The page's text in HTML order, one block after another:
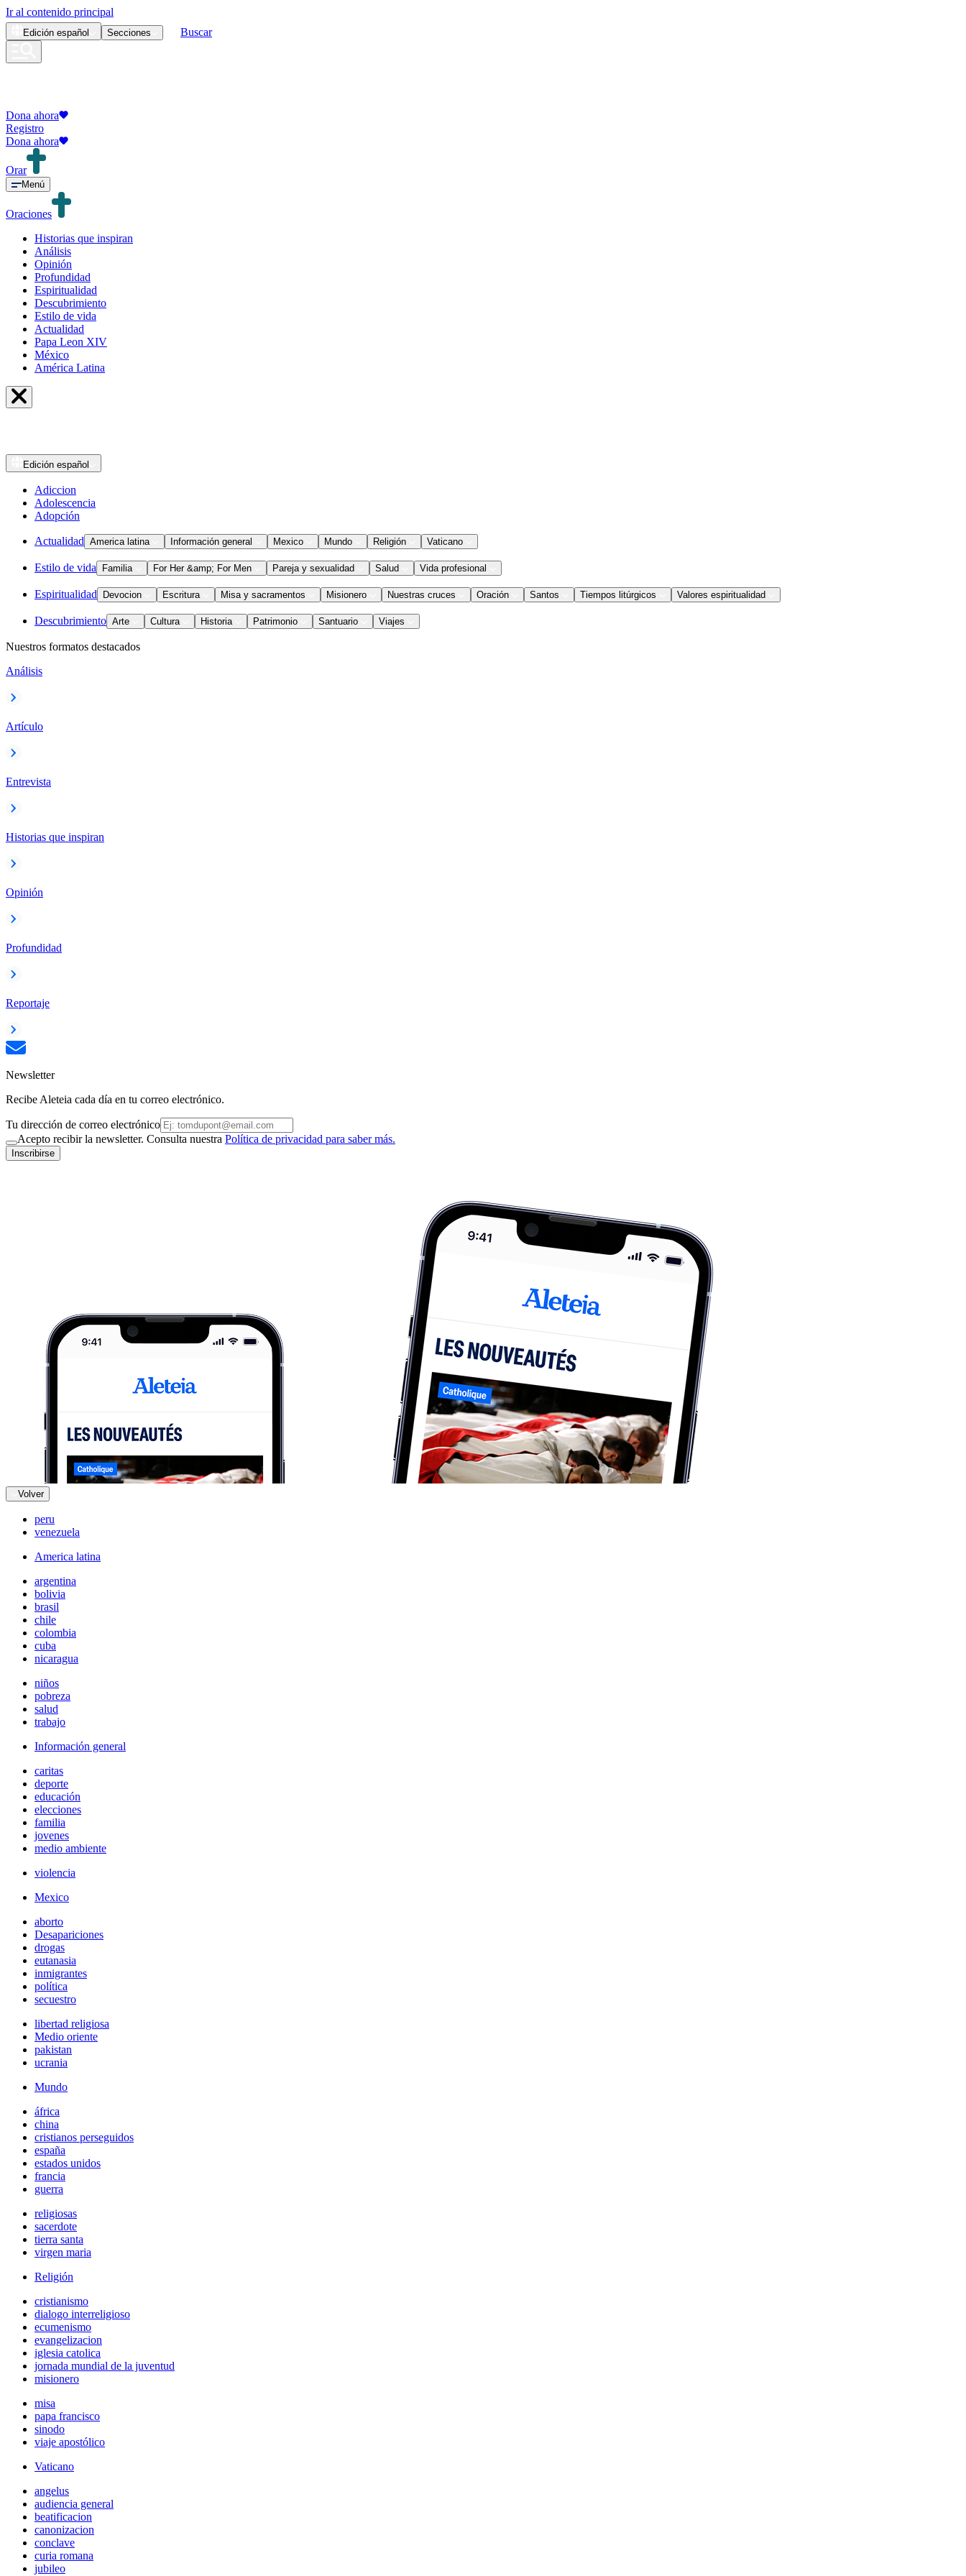
Ir al contenido principal
Edición español Secciones Buscar
Dona ahora
Registro
Dona ahora
Orar
Menú
Oraciones
Historias que inspiran
Análisis
Opinión
Profundidad
Espiritualidad
Descubrimiento
Estilo de vida
Actualidad
Papa Leon XIV
México
América Latina
Edición español
Adiccion
Adolescencia
Adopción
Actualidad America latina Información general Mexico Mundo Religión Vaticano
Estilo de vida Familia For Her &amp; For Men Pareja y sexualidad Salud Vida profesional
Espiritualidad Devocion Escritura Misa y sacramentos Misionero Nuestras cruces Oración Santos Tiempos litúrgicos Valores espiritualidad
Descubrimiento Arte Cultura Historia Patrimonio Santuario Viajes
Nuestros formatos destacados
Análisis
Artículo
Entrevista
Historias que inspiran
Opinión
Profundidad
Reportaje
Newsletter
Recibe Aleteia cada día en tu correo electrónico.
Tu dirección de correo electrónico
Acepto recibir la newsletter. Consulta nuestra Política de privacidad para saber más.
Inscribirse
Volver
peru
venezuela
America latina
argentina
bolivia
brasil
chile
colombia
cuba
nicaragua
niños
pobreza
salud
trabajo
Información general
caritas
deporte
educación
elecciones
familia
jovenes
medio ambiente
violencia
Mexico
aborto
Desapariciones
drogas
eutanasia
inmigrantes
política
secuestro
libertad religiosa
Medio oriente
pakistan
ucrania
Mundo
áfrica
china
cristianos perseguidos
españa
estados unidos
francia
guerra
religiosas
sacerdote
tierra santa
virgen maria
Religión
cristianismo
dialogo interreligioso
ecumenismo
evangelizacion
iglesia catolica
jornada mundial de la juventud
misionero
misa
papa francisco
sinodo
viaje apostólico
Vaticano
angelus
audiencia general
beatificacion
canonizacion
conclave
curia romana
jubileo